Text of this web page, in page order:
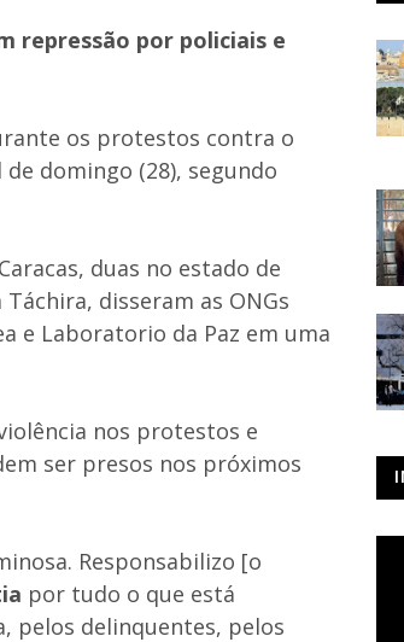
repressão por policiais e
os protestos contra o
domingo (28), segundo
duas no estado de
disseram as ONGs
e Laboratorio da Paz em uma
nos protestos e
ser presos nos próximos
Responsabilizo [o
por tudo o que está
pelos delinquentes, pelos